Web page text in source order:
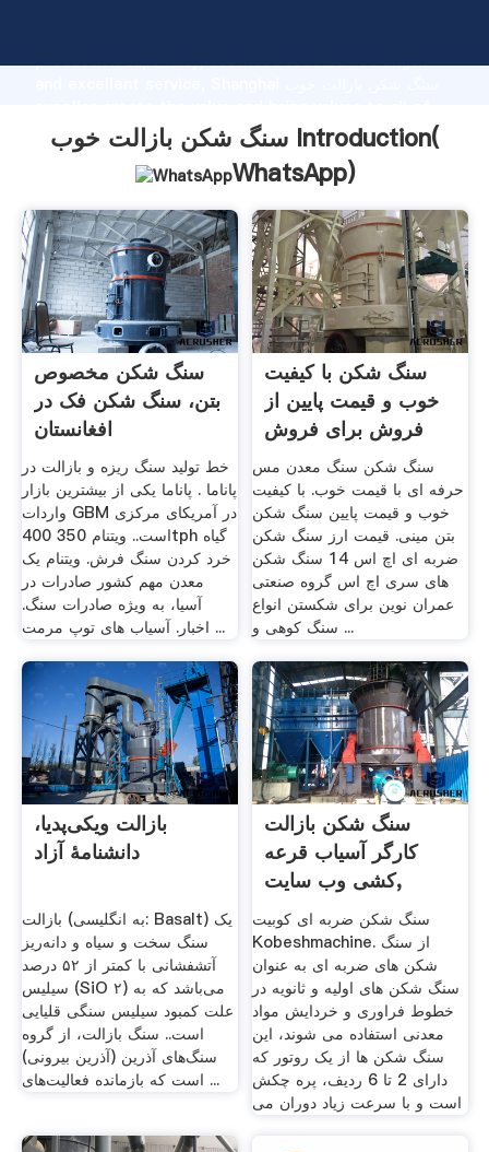
production capability, advanced research strength
customers.
سنگ شکن بازالت خوب Introduction(
WhatsApp)
سنگ شکن مخصوص
بتن، سنگ شکن فک در
افغانستان
خط تولید سنگ ریزه و بازالت در
پاناما . پاناما یکی از بیشترین بازار
واردات GBM در آمریکای مرکزی
است.. ویتنام 350 400tph گیاه
خرد کردن سنگ فرش. ویتنام یک
معدن مهم کشور صادرات در
آسیا، به ویژه صادرات سنگ.
اخبار. آسیاب های توپ مرمت ...
سنگ شکن با کیفیت
خوب و قیمت پایین از
فروش برای فروش
سنگ شکن سنگ معدن مس
حرفه ای با قیمت خوب. با کیفیت
خوب و قیمت پایین سنگ شکن
بتن مینی. قیمت ارز سنگ شکن
ضربه ای اچ اس 14 سنگ شکن
های سری اچ اس گروه صنعتی
عمران نوین برای شکستن انواع
سنگ کوهی و ...
بازالت ویکی‌پدیا،
دانشنامهٔ آزاد
بازالت (به انگلیسی: Basalt) یک
سنگ سخت و سیاه و دانه‌ریز
آتشفشانی با کمتر از ۵۲ درصد
سیلیس (SiO ۲) می‌باشد که به
علت کمبود سیلیس سنگی قلیایی
است.. سنگ بازالت، از گروه
سنگ‌های آذرین (آذرین بیرونی)
است که بازمانده فعالیت‌های ...
سنگ شکن بازالت
کارگر آسیاب قرعه
کشی وب سایت,
سنگ شکن ضربه ای کوبیت
Kobeshmachine. از سنگ
شکن های ضربه ای به عنوان
سنگ شکن های اولیه و ثانویه در
خطوط فراوری و خردایش مواد
معدنی استفاده می شوند، این
سنگ شکن ها از یک روتور که
دارای 2 تا 6 ردیف، پره چکش
است و با سرعت زیاد دوران می